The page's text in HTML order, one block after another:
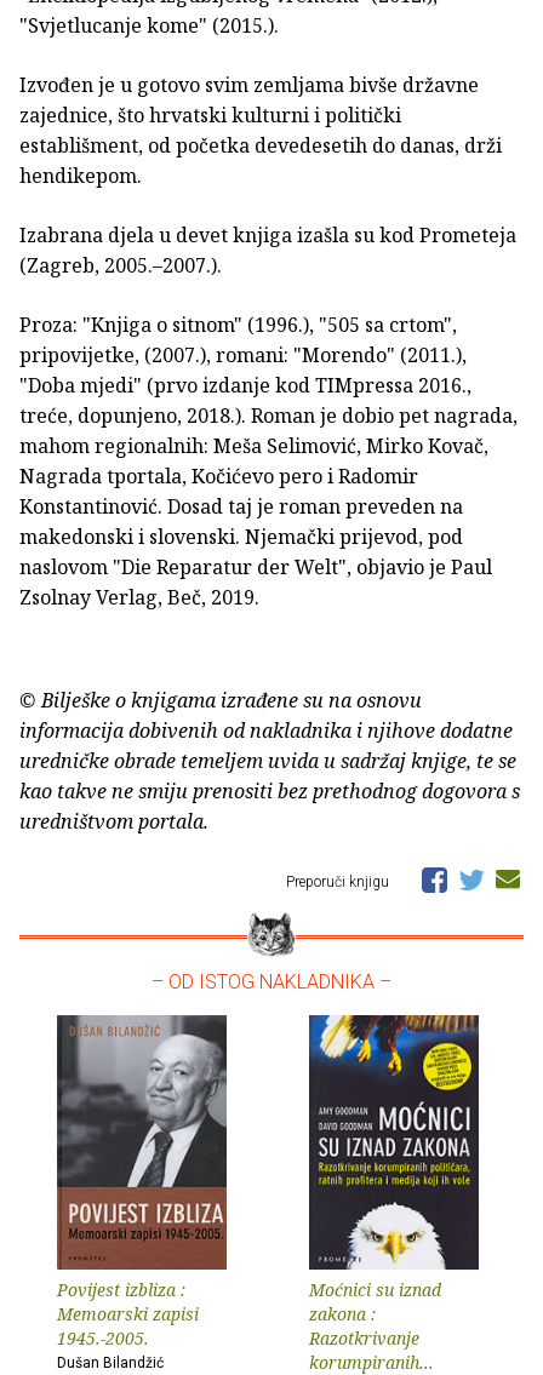
"Svjetlucanje kome" (2015.).
Izvođen je u gotovo svim zemljama bivše državne
zajednice, što hrvatski kulturni i politički
establišment, od početka devedesetih do danas, drži
hendikepom.
Izabrana djela u devet knjiga izašla su kod Prometeja
(Zagreb, 2005.–2007.).
Proza: "Knjiga o sitnom" (1996.), "505 sa crtom",
pripovijetke, (2007.), romani: "Morendo" (2011.),
"Doba mjedi" (prvo izdanje kod TIMpressa 2016.,
treće, dopunjeno, 2018.). Roman je dobio pet nagrada,
mahom regionalnih: Meša Selimović, Mirko Kovač,
Nagrada tportala, Kočićevo pero i Radomir
Konstantinović. Dosad taj je roman preveden na
makedonski i slovenski. Njemački prijevod, pod
naslovom "Die Reparatur der Welt", objavio je Paul
Zsolnay Verlag, Beč, 2019.
© Bilješke o knjigama izrađene su na osnovu
informacija dobivenih od nakladnika i njihove dodatne
uredničke obrade temeljem uvida u sadržaj knjige, te se
kao takve ne smiju prenositi bez prethodnog dogovora s
uredništvom portala.
Preporuči knjigu
– OD ISTOG NAKLADNIKA –
Povijest izbliza :
Memoarski zapisi
1945.-2005.
Dušan Bilandžić
Moćnici su iznad
zakona :
Razotkrivanje
korumpiranih...